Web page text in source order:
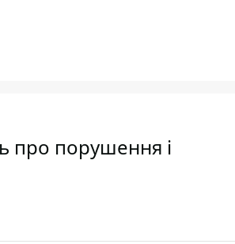
про порушення і